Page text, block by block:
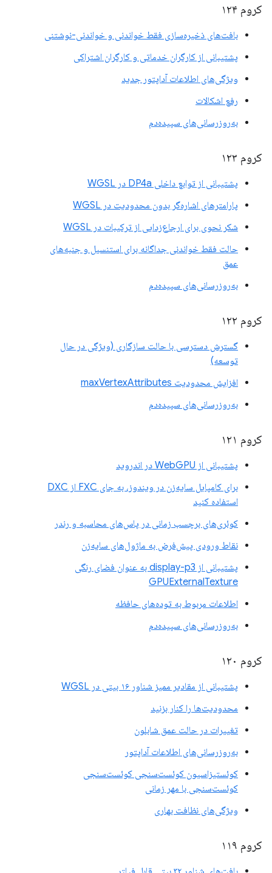
کروم ۱۲۴
بافت‌های ذخیره‌سازی فقط خواندنی و خواندنی-نوشتنی
پشتیبانی از کارگران خدماتی و کارگران اشتراکی
ویژگی‌های اطلاعات آداپتور جدید
رفع اشکالات
به‌روزرسانی‌های سپیده‌دم
کروم ۱۲۳
پشتیبانی از توابع داخلی DP4a در WGSL
پارامترهای اشاره‌گر بدون محدودیت در WGSL
شکر نحوی برای ارجاع‌زدایی از ترکیبات در WGSL
حالت فقط خواندنی جداگانه برای استنسیل و جنبه‌های
عمق
به‌روزرسانی‌های سپیده‌دم
کروم ۱۲۲
گسترش دسترسی با حالت سازگاری (ویژگی در حال
توسعه)
افزایش محدودیت maxVertexAttributes
به‌روزرسانی‌های سپیده‌دم
کروم ۱۲۱
پشتیبانی از WebGPU در اندروید
برای کامپایل سایه‌زن در ویندوز، به جای FXC از DXC
استفاده کنید
کوئری‌های برچسب زمانی در پاس‌های محاسبه و رندر
نقاط ورودی پیش‌فرض به ماژول‌های سایه‌زن
پشتیبانی از display-p3 به عنوان فضای رنگی
GPUExternalTexture
اطلاعات مربوط به توده‌های حافظه
به‌روزرسانی‌های سپیده‌دم
کروم ۱۲۰
پشتیبانی از مقادیر ممیز شناور ۱۶ بیتی در WGSL
محدودیت‌ها را کنار بزنید
تغییرات در حالت عمق شابلون
به‌روزرسانی‌های اطلاعات آداپتور
کوئستیزاسیون کوئست‌سنجی کوئست‌سنجی
کوئست‌سنجی با مهر زمانی
ویژگی‌های نظافت بهاری
کروم ۱۱۹